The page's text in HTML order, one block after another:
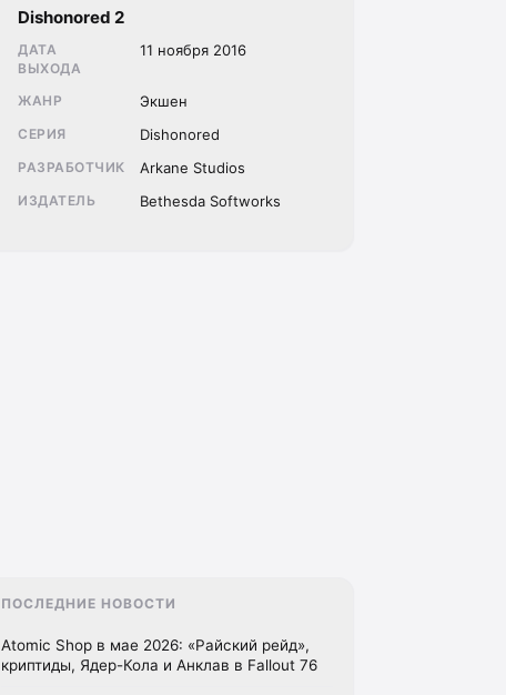
Dishonored 2
ДАТА
ВЫХОДА
11 ноября 2016
ЖАНР Экшен
СЕРИЯ Dishonored
РАЗРАБОТЧИК Arkane Studios
ИЗДАТЕЛЬ Bethesda Softworks
ПОСЛЕДНИЕ НОВОСТИ
Atomic Shop в мае 2026: «Райский рейд»,
криптиды, Ядер-Кола и Анклав в Fallout 76